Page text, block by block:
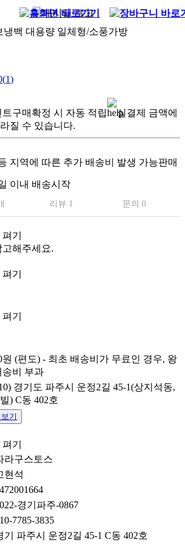
냉백 대용량 일체형/소풍가방
(1)
트구매확정 시 자동 적립
실결제 금액에
질 수 있습니다.
지역에 따른 추가 배송비 발생 가능판매
이내 배송시작
리뷰 1 문의 0
해주세요.
원 (편도) - 최초 배송비가 무료인 경우, 왕
송비 부과
경기도 파주시 운정2길 45-1(상지석동,
) C동 402호
기
라구스토스
현석
경기파주-0867
7785-3835
기 파주시 운정2길 45-1 C동 402호